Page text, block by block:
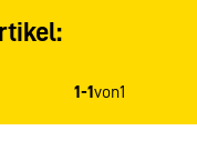
1-1von1